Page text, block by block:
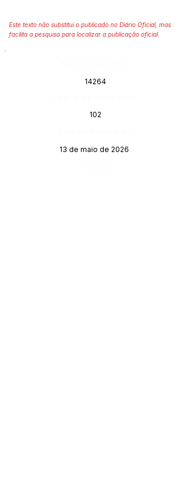
Este texto não substitui o publicado no Diário Oficial, mas
facilita a pesquisa para localizar a publicação oficial.
14264
102
13 de maio de 2026